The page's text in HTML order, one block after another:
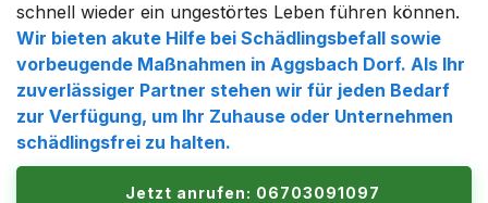
schnell wieder ein ungestörtes Leben führen können.
Wir bieten akute Hilfe bei Schädlingsbefall sowie
vorbeugende Maßnahmen in Aggsbach Dorf. Als Ihr
zuverlässiger Partner stehen wir für jeden Bedarf
zur Verfügung, um Ihr Zuhause oder Unternehmen
schädlingsfrei zu halten.
Jetzt anrufen: 06703091097